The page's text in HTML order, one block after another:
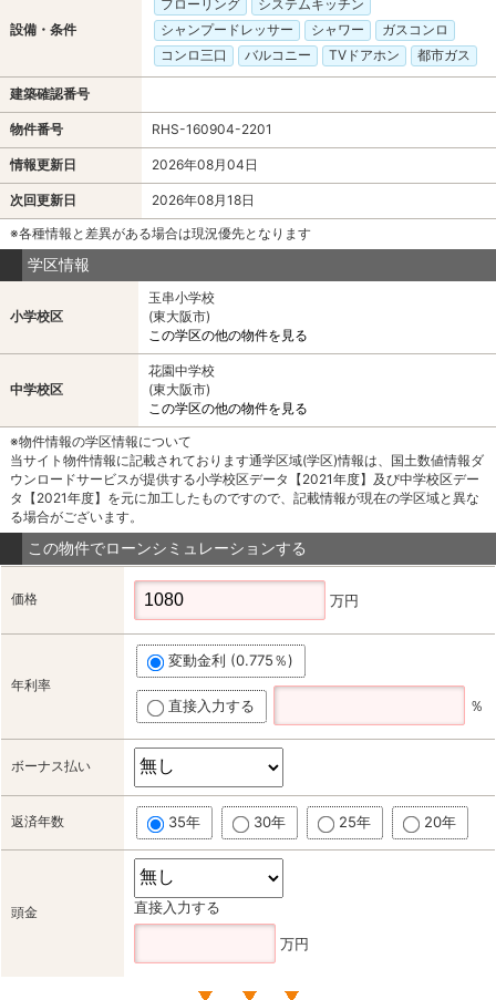
設備・条件
フローリング
システムキッチン
シャンプードレッサー
シャワー
ガスコンロ
コンロ三口
バルコニー TVドアホン 都市ガス
建築確認番号
物件番号 RHS-160904-2201
情報更新日 2026年08月04日
次回更新日
2026年08月18日
※各種情報と差異がある場合は現況優先となります
学区情報
小学校区
玉串小学校
(東大阪市)
この学区の他の物件を見る
中学校区
花園中学校
(東大阪市)
この学区の他の物件を見る
※物件情報の学区情報について
当サイト物件情報に記載されております通学区域(学区)情報は、国土数値情報ダ
ウンロードサービスが提供する小学校区データ【2021年度】及び中学校区デー
タ【2021年度】を元に加工したものですので、記載情報が現在の学区域と異な
る場合がございます。
この物件でローンシミュレーションする
価格 万円
年利率
変動金利 (0.775％)
直接入力する ％
ボーナス払い
返済年数 35年 30年 25年 20年
頭金 直接入力する
万円